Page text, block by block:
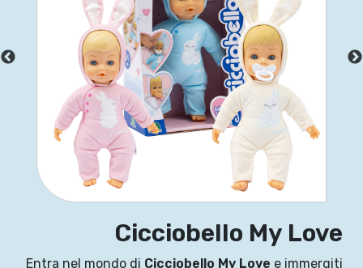
Cicciobello My Love
Entra nel mondo di Cicciobello My Love e immergiti